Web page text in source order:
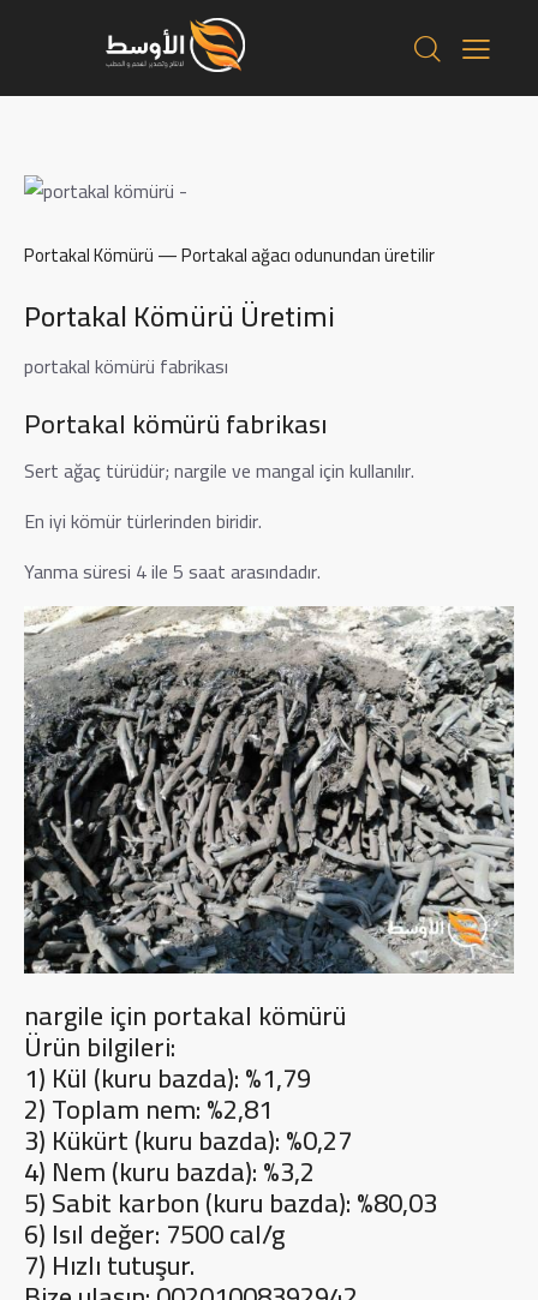
Portakal Kömürü— Portakal ağacı odunundan üretilir
Portakal Kömürü Üretimi
portakal kömürü fabrikası
Portakal kömürü fabrikası
Sert ağaç türüdür; nargile ve mangal için kullanılır.
En iyi kömür türlerinden biridir.
Yanma süresi 4 ile 5 saat arasındadır.
nargile için portakal kömürü
Ürün bilgileri:
1) Kül (kuru bazda): %1,79
2) Toplam nem: %2,81
3) Kükürt (kuru bazda): %0,27
4) Nem (kuru bazda): %3,2
5) Sabit karbon (kuru bazda): %80,03
6) Isıl değer: 7500 cal/g
7) Hızlı tutuşur.